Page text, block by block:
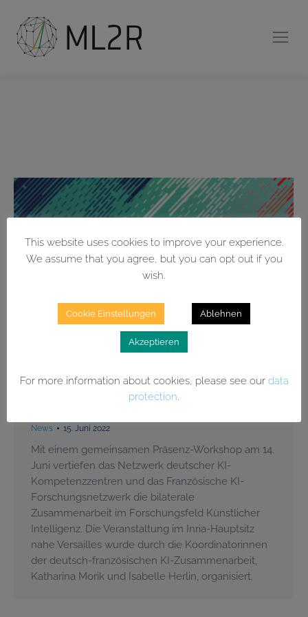
Französisch-Deutscher Workshop für
Künstliche Intelligenz
News 15. Juni 2022
Mit einem gemeinsamen Präsenz-Workshop am 14.
Juni vertiefen das Netzwerk deutscher KI-
Kompetenzzentren und das Französische KI-
Forschungsnetzwerk die bilaterale
Zusammenarbeit im Forschungsfeld Künstlicher
Intelligenz. Die Veranstaltung im Inria-Hauptsitz
nahe Versailles wurde durch die Koordinatorinnen
der deutsch-französischen KI-Zusammenarbeit,
Katharina Morik und Isabelle Herlin, organisiert.
This website uses cookies to improve your experience.
We assume that you agree, but you can opt out if you
wish.
Cookie Einstellungen Ablehnen
Akzeptieren
For more information about cookies, please see our data
protection.